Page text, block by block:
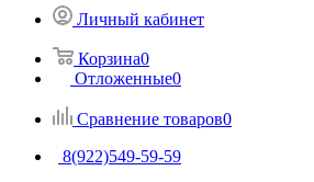
Личный кабинет
Корзина0
Отложенные0
Сравнение товаров0
8(922)549-59-59